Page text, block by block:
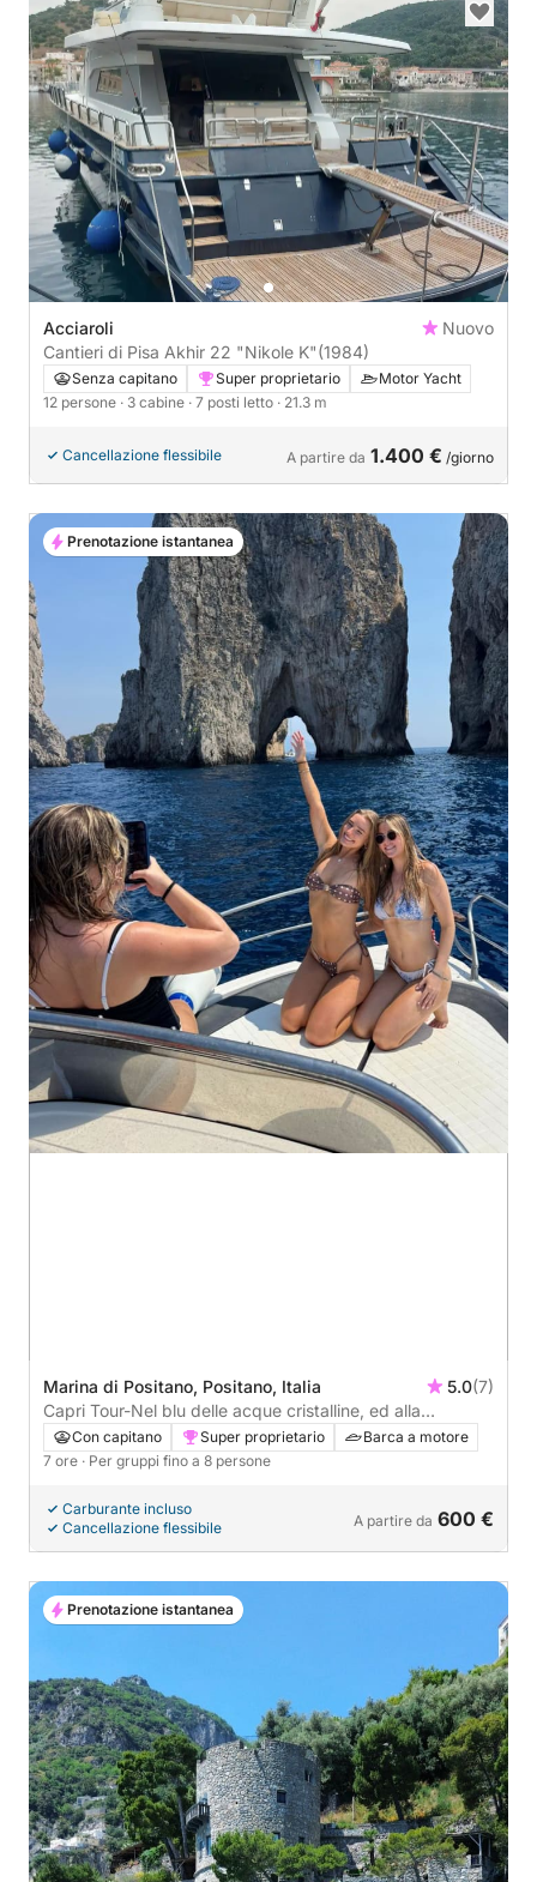
Acciaroli
Nuovo
Cantieri di Pisa Akhir 22 "Nikole K"(1984)
Senza capitano Super proprietario
Motor Yacht
12 persone · 3 cabine · 7 posti letto · 21.3 m
Cancellazione flessibile A partire da 1.400 € /giorno
Marina di Positano, Positano, Italia 5.0(7)
Capri Tour-Nel blu delle acque cristalline, ed alla
scoperte di grotte nascoste
Con capitano Super proprietario
Barca a motore
7 ore · Per gruppi fino a 8 persone
Carburante incluso
Cancellazione flessibile
A partire da 600 €
Prenotazione istantanea
Prenotazione istantanea